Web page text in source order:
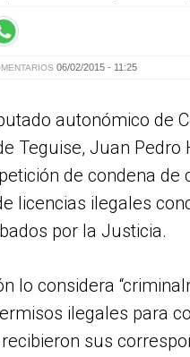
06/02/2015 - 11:25
autonómico de
Teguise, Juan
de condena
licencias ilegales
por la Justicia.
lo considera
ilegales para
sus